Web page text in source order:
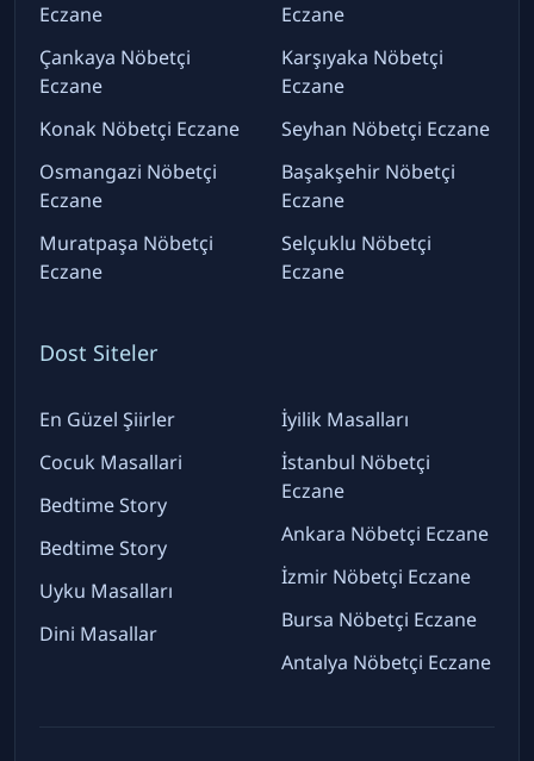
Eczane
Çankaya Nöbetçi
Eczane
Konak Nöbetçi Eczane
Osmangazi Nöbetçi
Eczane
Muratpaşa Nöbetçi
Eczane
Eczane
Karşıyaka Nöbetçi
Eczane
Seyhan Nöbetçi Eczane
Başakşehir Nöbetçi
Eczane
Selçuklu Nöbetçi
Eczane
Dost Siteler
En Güzel Şiirler
Cocuk Masallari
Bedtime Story
Bedtime Story
Uyku Masalları
Dini Masallar
İyilik Masalları
İstanbul Nöbetçi
Eczane
Ankara Nöbetçi Eczane
İzmir Nöbetçi Eczane
Bursa Nöbetçi Eczane
Antalya Nöbetçi Eczane